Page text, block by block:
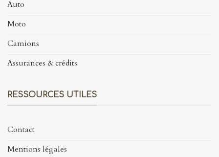
Auto
Moto
Camions
Assurances & crédits
RESSOURCES UTILES
Contact
Mentions légales